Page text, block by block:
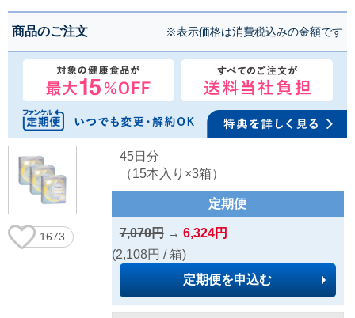
商品のご注文 ※表示価格は消費税込みの金額です
1673
45日分
（15本入り×3箱）
定期便
7,070円→ 6,324円
(2,108円 / 箱)
定期便を申込む